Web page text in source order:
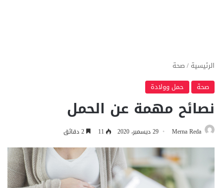
الرئيسية /صحة
صحة
حمل وولادة
نصائح مهمة عن الحمل
Merna Reda 29 ديسمبر، 2020 11